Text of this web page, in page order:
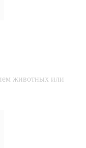
животных или